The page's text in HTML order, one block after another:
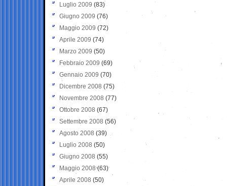
Luglio 2009 (83)
Giugno 2009 (76)
Maggio 2009 (72)
Aprile 2009 (74)
Marzo 2009 (50)
Febbraio 2009 (69)
Gennaio 2009 (70)
Dicembre 2008 (75)
Novembre 2008 (77)
Ottobre 2008 (67)
Settembre 2008 (56)
Agosto 2008 (39)
Luglio 2008 (50)
Giugno 2008 (55)
Maggio 2008(63)
Aprile 2008 (50)